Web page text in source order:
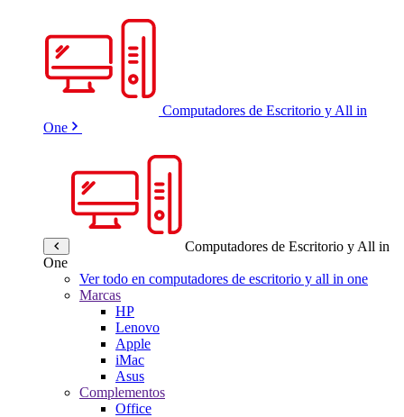
Computadores de Escritorio y All in
One
Computadores de Escritorio y All in
One
Ver todo en computadores de escritorio y all in one
Marcas
HP
Lenovo
Apple
iMac
Asus
Complementos
Office